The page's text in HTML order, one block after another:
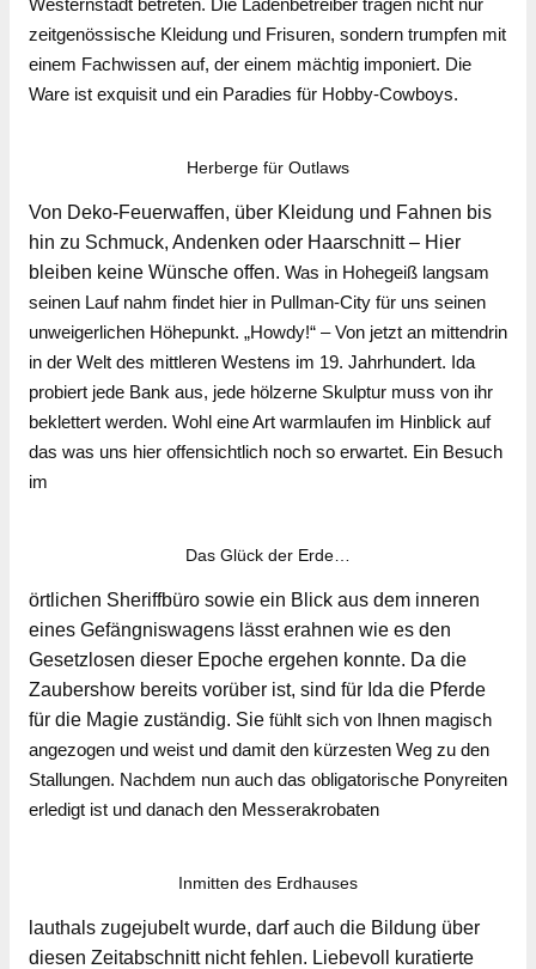
Westernstadt betreten. Die Ladenbetreiber tragen nicht nur
zeitgenössische Kleidung und Frisuren, sondern trumpfen mit
einem Fachwissen auf, der einem mächtig imponiert. Die
Ware ist exquisit und ein Paradies für Hobby-Cowboys.
Herberge für Outlaws
Von Deko-Feuerwaffen, über Kleidung und Fahnen bis
hin zu Schmuck, Andenken oder Haarschnitt – Hier
bleiben keine Wünsche offen. Was in Hohegeiß langsam
seinen Lauf nahm findet hier in Pullman-City für uns seinen
unweigerlichen Höhepunkt. „Howdy!“ – Von jetzt an mittendrin
in der Welt des mittleren Westens im 19. Jahrhundert. Ida
probiert jede Bank aus, jede hölzerne Skulptur muss von ihr
beklettert werden. Wohl eine Art warmlaufen im Hinblick auf
das was uns hier offensichtlich noch so erwartet. Ein Besuch
im
Das Glück der Erde…
örtlichen Sheriffbüro sowie ein Blick aus dem inneren
eines Gefängniswagens lässt erahnen wie es den
Gesetzlosen dieser Epoche ergehen konnte. Da die
Zaubershow bereits vorüber ist, sind für Ida die Pferde
für die Magie zuständig. Sie fühlt sich von Ihnen magisch
angezogen und weist und damit den kürzesten Weg zu den
Stallungen. Nachdem nun auch das obligatorische Ponyreiten
erledigt ist und danach den Messerakrobaten
Inmitten des Erdhauses
lauthals zugejubelt wurde, darf auch die Bildung über
diesen Zeitabschnitt nicht fehlen. Liebevoll kuratierte